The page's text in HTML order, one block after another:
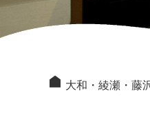
大和・綾瀬・藤